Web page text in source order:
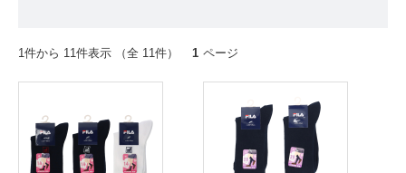
1件から 11件表示 （全 11件） 1 ページ